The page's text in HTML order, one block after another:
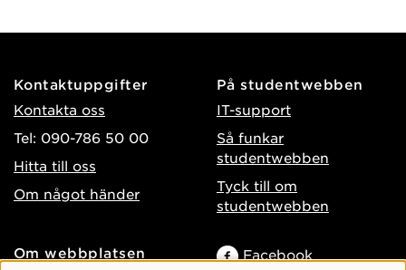
Kontaktuppgifter
Kontakta oss
Tel: 090-786 50 00
Hitta till oss
Om något händer
På studentwebben
IT-support
Så funkar
studentwebben
Tyck till om
studentwebben
Om webbplatsen
Facebook